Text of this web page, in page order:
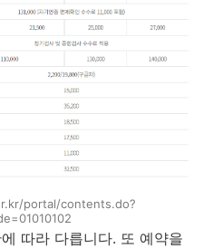
portal/contents.do?
따라 다릅니다. 또 예약을